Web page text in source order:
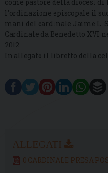
come pastore della diocesi di
l’ordinazione episcopale il
mani del cardinale Jaime L.
Cardinale da Benedetto XVI
2012.
In allegato il libretto della
0 CARDINALE PRESA